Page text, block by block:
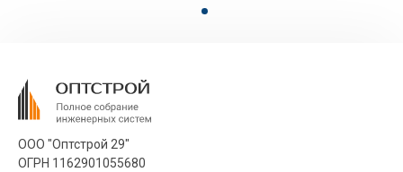
ООО "Оптстрой 29"
ОГРН 1162901055680